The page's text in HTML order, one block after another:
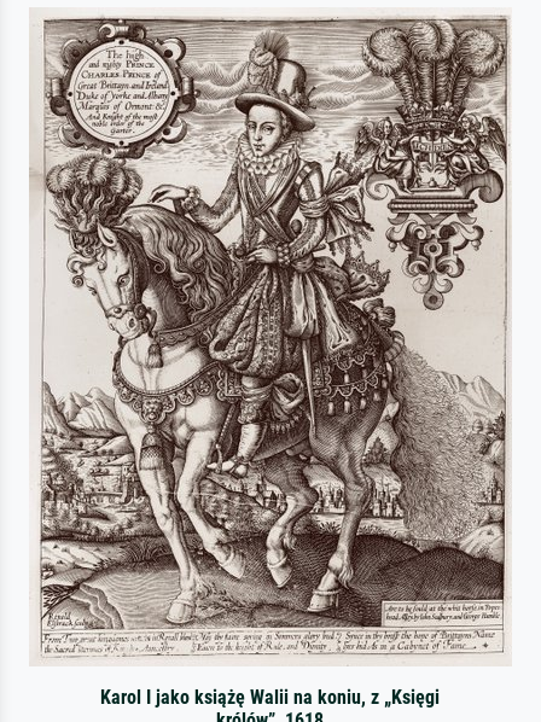
Karol I jako książę Walii na koniu, z „Księgi